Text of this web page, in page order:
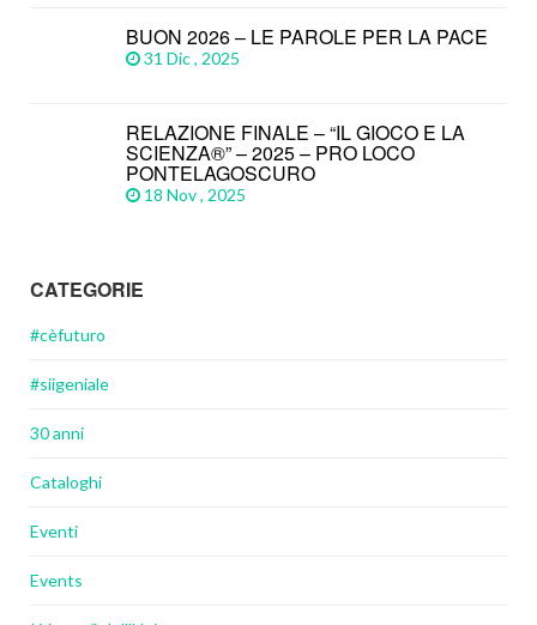
BUON 2026 – LE PAROLE PER LA PACE
31 Dic , 2025
RELAZIONE FINALE – “IL GIOCO E LA
SCIENZA®” – 2025 – PRO LOCO
PONTELAGOSCURO
18 Nov , 2025
CATEGORIE
#cèfuturo
#siigeniale
30 anni
Cataloghi
Eventi
Events